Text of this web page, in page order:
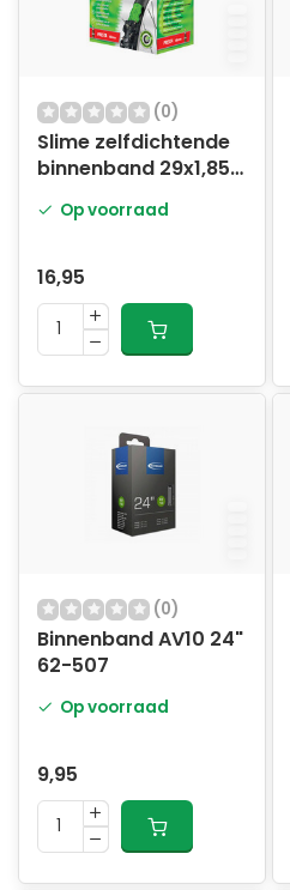
(0)
Slime zelfdichtende
binnenband 29x1,85
Op voorraad
16,95
(0)
Binnenband AV10 24"
62-507
Op voorraad
9,95